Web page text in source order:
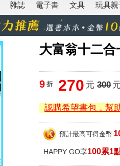
雜誌 電子書 文具 玩具親
大富翁十二合
9 折 270 元 300元
認購希望書包，幫
預計最高可得金幣
HAPPY GO享100累1